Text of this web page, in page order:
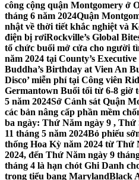
công cộng quận Montgomery ở
tháng 6 năm 2024Quận
nhật về thời tiết khắc nghiệt và
điện bị rơiRockville’s Global
tổ chức buổi mở cửa cho người
năm 2024 tại County’s
Buddha’s Birthday at Vien An
Disco’ miễn phí tại Công viên
Germantown Buổi tối từ 6-8 giờ
5 năm 2024Sở Cảnh sát Quận
các bản nâng cấp phần mềm
ba ngày: Thứ Năm ngày 9 , Thứ
11 tháng 5 năm 2024Bỏ phiếu
thống Hoa Kỳ năm 2024 từ Thứ
2024, đến Thứ Năm ngày 9
tháng 4 là hạn chót Ghi Danh
trong tiểu bang MarylandBlack